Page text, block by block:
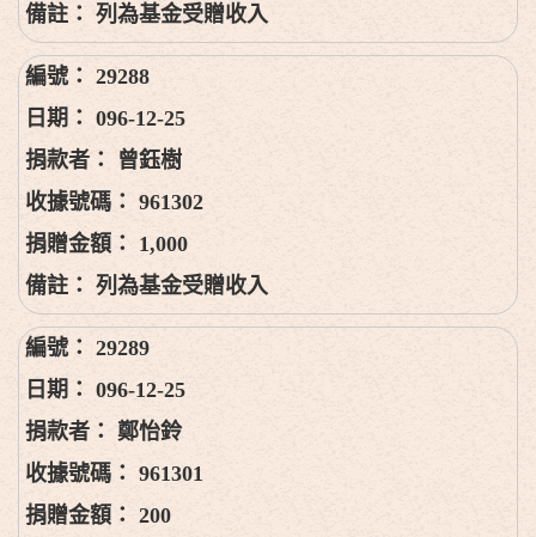
列為基金受贈收入
29288
096-12-25
曾鈺樹
961302
1,000
列為基金受贈收入
29289
096-12-25
鄭怡鈴
961301
200